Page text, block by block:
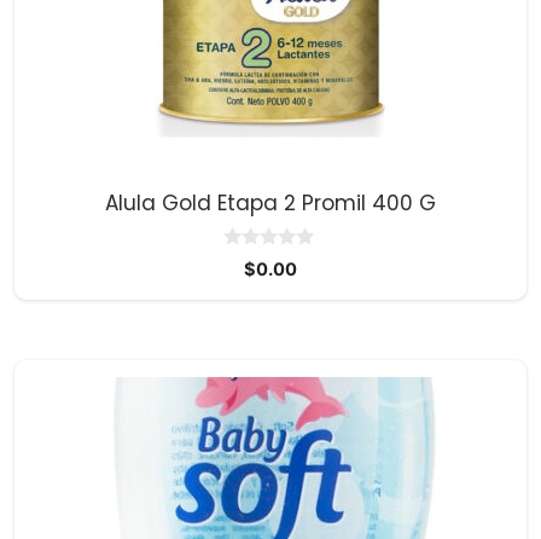
Alula Gold Etapa 2 Promil 400 G
$0.00